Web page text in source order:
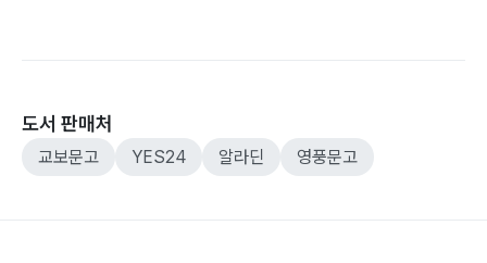
도서 판매처
교보문고 YES24 알라딘 영풍문고